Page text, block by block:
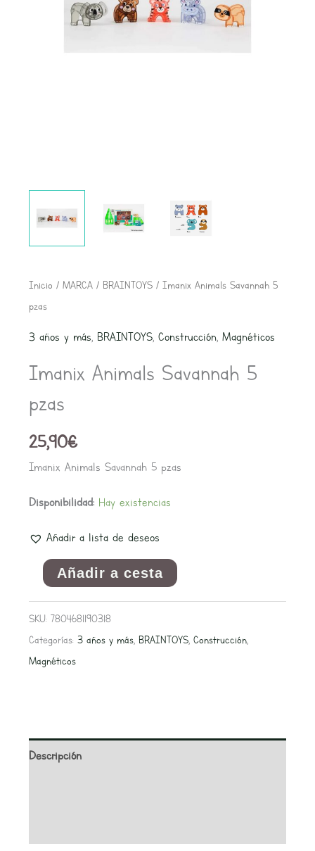
Inicio / MARCA/ BRAINTOYS/ Imanix Animals Savannah 5
pzas
3 años y más, BRAINTOYS, Construcción, Magnéticos
Imanix Animals Savannah 5
pzas
25,90€
Imanix Animals Savannah 5 pzas
Disponibilidad: Hay existencias
Añadir a lista de deseos
Imanix
Animals
pzas
Añadir a cesta
SKU: 7804681190318
Categorías: 3 años y más, BRAINTOYS, Construcción,
Magnéticos
Descripción